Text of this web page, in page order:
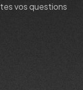
vos questions